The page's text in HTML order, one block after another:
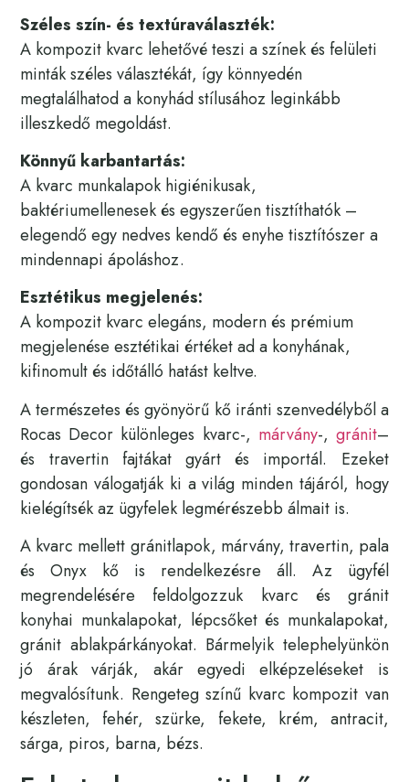
Széles szín- és textúraválaszték:
A kompozit kvarc lehetővé teszi a színek és felületi
minták széles választékát, így könnyedén
megtalálhatod a konyhád stílusához leginkább
illeszkedő megoldást.
Könnyű karbantartás:
A kvarc munkalapok higiénikusak,
baktériumellenesek és egyszerűen tisztíthatók –
elegendő egy nedves kendő és enyhe tisztítószer a
mindennapi ápoláshoz.
Esztétikus megjelenés:
A kompozit kvarc elegáns, modern és prémium
megjelenése esztétikai értéket ad a konyhának,
kifinomult és időtálló hatást keltve.
A természetes és gyönyörű kő iránti szenvedélyből a
Rocas Decor különleges kvarc-, márvány-, gránit–
és travertin fajtákat gyárt és importál. Ezeket
gondosan válogatják ki a világ minden tájáról, hogy
kielégítsék az ügyfelek legmérészebb álmait is.
A kvarc mellett gránitlapok, márvány, travertin, pala
és Onyx kő is rendelkezésre áll. Az ügyfél
megrendelésére feldolgozzuk kvarc és gránit
konyhai munkalapokat, lépcsőket és munkalapokat,
gránit ablakpárkányokat. Bármelyik telephelyünkön
jó árak várják, akár egyedi elképzeléseket is
megvalósítunk. Rengeteg színű kvarc kompozit van
készleten, fehér, szürke, fekete, krém, antracit,
sárga, piros, barna, bézs.